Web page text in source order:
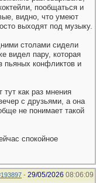
пообщаться и
видно, что умеют
выходят под музыку.
столами сидели
видел пару, которая
пьяных конфликтов и
как раз мнения
с друзьями, а она
не понимает такой
спокойное
- 29/05/2026 08:06:09